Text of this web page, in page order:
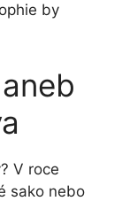
by
V roce
sako nebo